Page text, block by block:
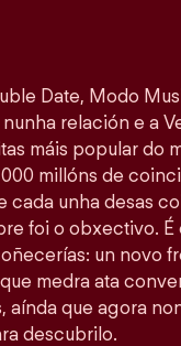
Date, Modo
relación e a
máis popular do
millóns de
cada unha desas
foi o obxectivo.
un novo
medra ata
aínda que agora
descubrilo.